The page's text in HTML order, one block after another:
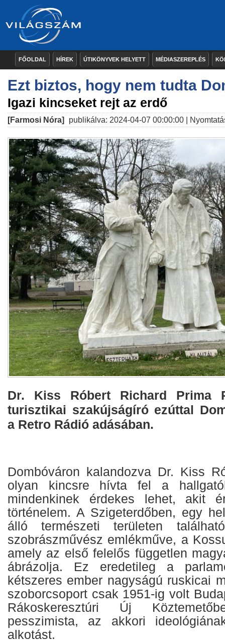
FŐOLDAL HÍREK ÚTIKÖNYVEK HELYETT MÉDIASZEREPLÉS
Ezt biztos, hogy nem tudta
Igazi kincseket rejt az erdő
[Farmosi Nóra] publikálva: 2024-04-07 00:00:00 |
Dr. Kiss Róbert Richard Prima
turisztikai szakújságíró ezúttal
a Retro Rádió adásában.
Dombóváron kalandozva Dr. Kiss
olyan kincsre hívta fel a
mindenkinek érdekes lehet, akit
történelem. A Szigeterdőben, egy
álló természeti területen
szobrászművész emlékműve, a
amely az első felelős független
ábrázolja. Ez eredetileg a
kétszeres ember nagyságú ruskicai
szoborcsoport csak 1951-ig volt
Rákoskeresztúri Új
pesszimista, az akkori
alkotást.